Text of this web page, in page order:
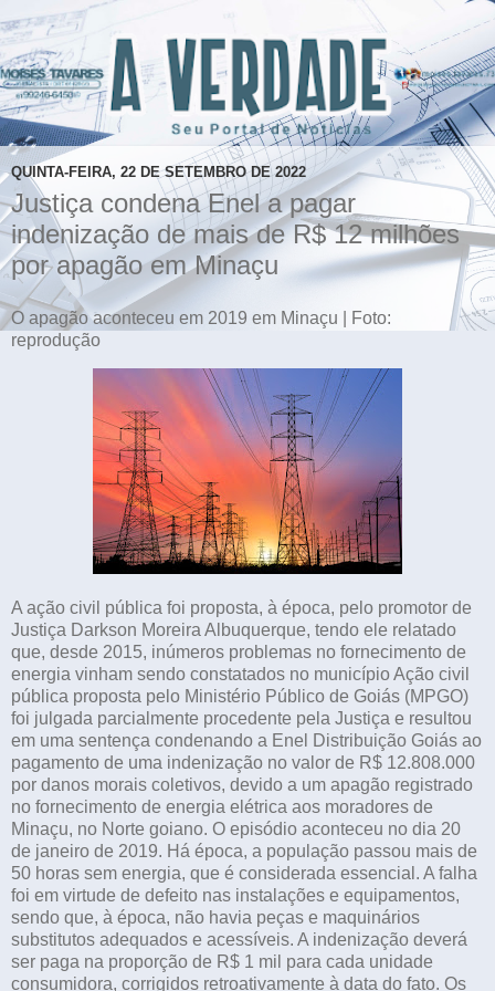
QUINTA-FEIRA, 22 DE SETEMBRO DE 2022
Justiça condena Enel a pagar
indenização de mais de R$ 12 milhões
por apagão em Minaçu
O apagão aconteceu em 2019 em Minaçu | Foto:
reprodução
A ação civil pública foi proposta, à época, pelo promotor de
Justiça Darkson Moreira Albuquerque, tendo ele relatado
que, desde 2015, inúmeros problemas no fornecimento de
energia vinham sendo constatados no município Ação civil
pública proposta pelo Ministério Público de Goiás (MPGO)
foi julgada parcialmente procedente pela Justiça e resultou
em uma sentença condenando a Enel Distribuição Goiás ao
pagamento de uma indenização no valor de R$ 12.808.000
por danos morais coletivos, devido a um apagão registrado
no fornecimento de energia elétrica aos moradores de
Minaçu, no Norte goiano. O episódio aconteceu no dia 20
de janeiro de 2019. Há época, a população passou mais de
50 horas sem energia, que é considerada essencial. A falha
foi em virtude de defeito nas instalações e equipamentos,
sendo que, à época, não havia peças e maquinários
substitutos adequados e acessíveis. A indenização deverá
ser paga na proporção de R$ 1 mil para cada unidade
consumidora, corrigidos retroativamente à data do fato. Os